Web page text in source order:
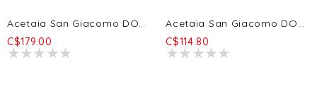
Acetaia San Giacomo DOP Argento - 20 Ans 100ml
C$179.00
Acetaia San Giacomo DOP Aragosta - 12a 100ml
C$114.80